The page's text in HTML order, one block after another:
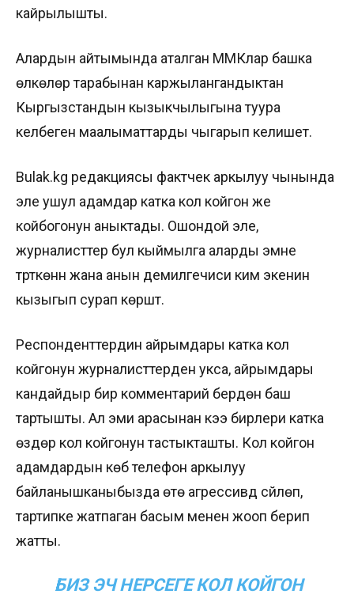
кайрылышты.
Алардын айтымында аталган ММКлар башка
өлкөлөр тарабынан каржылангандыктан
Кыргызстандын кызыкчылыгына туура
келбеген маалыматтарды чыгарып келишет.
Bulak.kg редакциясы фактчек аркылуу чынында
эле ушул адамдар катка кол койгон же
койбогонун аныктады. Ошондой эле,
журналисттер бул кыймылга аларды эмне
түрткөнүн жана анын демилгечиси ким экенин
кызыгып сурап көрүштү.
Респонденттердин айрымдары катка кол
койгонун журналисттерден укса, айрымдары
кандайдыр бир комментарий берүүдөн баш
тартышты. Ал эми арасынан кээ бирлери катка
өздөрү кол койгонун тастыкташты. Кол койгон
адамдардын көбү телефон аркылуу
байланышканыбызда өтө агрессивдүү сүйлөп,
тартипке жатпаган басым менен жооп берип
жатты.
БИЗ ЭЧ НЕРСЕГЕ КОЛ КОЙГОН